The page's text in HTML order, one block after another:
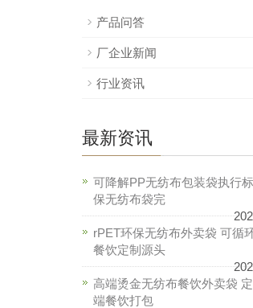
产品问答
厂企业新闻
行业资讯
最新资讯
可降解PP无纺布包装袋执行
保无纺布袋完
rPET环保无纺布外卖袋 可循
餐饮定制源头
高端烫金无纺布餐饮外卖袋
端餐饮打包